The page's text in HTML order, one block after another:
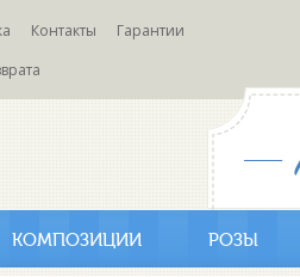
Контакты
Гарантии
КОМПОЗИЦИИ РОЗЫ